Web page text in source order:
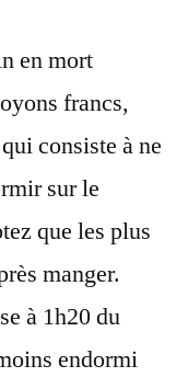
en mort
francs,
consiste à ne
sur le
que les plus
manger.
à 1h20 du
endormi